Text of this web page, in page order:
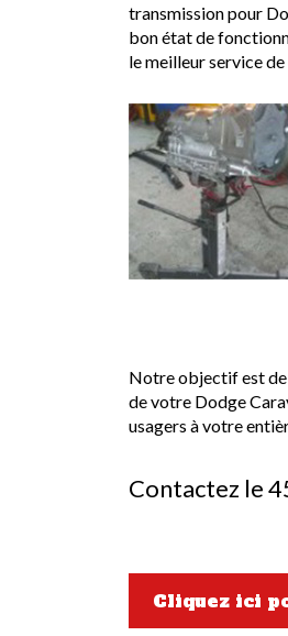
transmission pour
bon état de
le meilleur service
Notre objectif est
de votre Dodge
usagers à votre
Contactez le
Cliquez ici